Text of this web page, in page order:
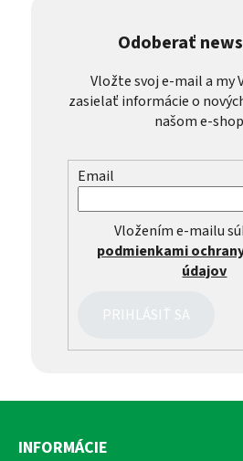
Odoberať
Vložte svoj e-mail a my
zasielať informácie o
našom e-
Email
Vložením e-mailu
podmienkami
údajov
PRIHLÁSIŤ SA
Z
INFORMÁCIE